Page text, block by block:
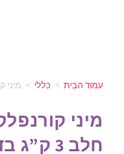
עמוד הבית > כללי > מיני
מיני
חלב 3 ק”ג בד”ץ עד”ח